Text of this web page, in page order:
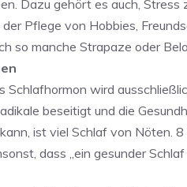
Dazu gehört es auch,
Pflege von Hobbies,
so manche Strapaze oder
wird
beseitigt und die
ist viel Schlaf von Nöten.
dass „ein gesunder Schlaf